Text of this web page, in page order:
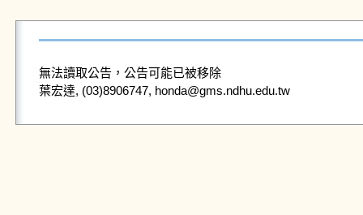
無法讀取公告，公告可能已被移除
葉宏達, (03)8906747, honda@gms.ndhu.edu.tw